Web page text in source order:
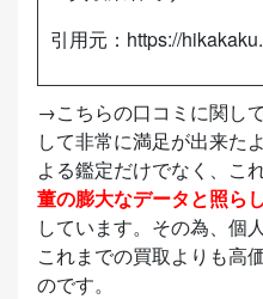
引用元： https://
→こちらの口コミに関し
して非常に満足が出来た
よる鑑定だけでなく、こ
董の膨大なデータと照らし
しています。その為、個
これまでの買取よりも高
のです。